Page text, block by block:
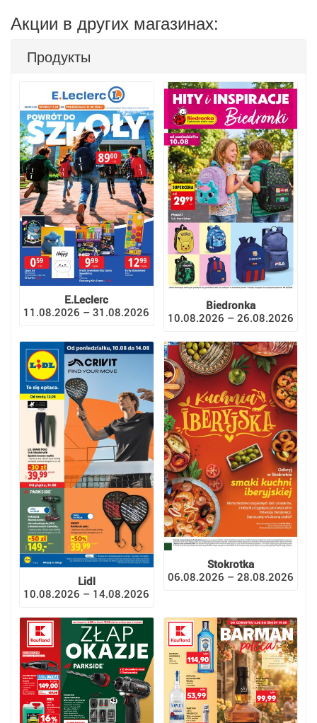
Акции в других магазинах:
Продукты
E.Leclerc
11.08.2026 – 31.08.2026
Biedronka
10.08.2026 – 26.08.2026
Lidl
10.08.2026 – 14.08.2026
Stokrotka
06.08.2026 – 28.08.2026